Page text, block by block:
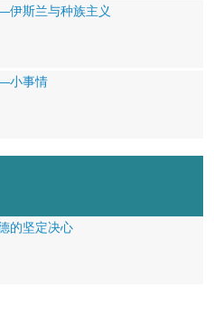
斯兰与种族主义
小事情
的坚定决心